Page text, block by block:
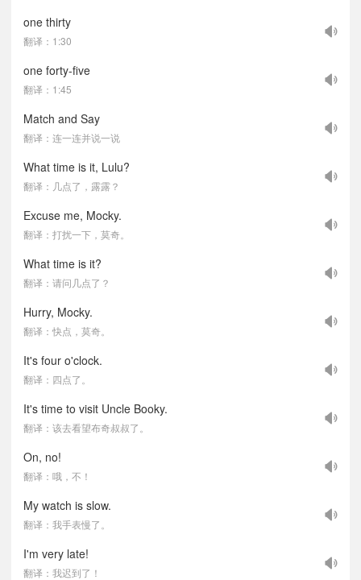
one thirty
翻译：1:30
one forty-five
翻译：1:45
Match and Say
翻译：连一连并说一说
What time is it, Lulu?
翻译：几点了，露露？
Excuse me, Mocky.
翻译：打扰一下，莫奇。
What time is it?
翻译：请问几点了？
Hurry, Mocky.
翻译：快点，莫奇。
It's four o'clock.
翻译：四点了。
It's time to visit Uncle Booky.
翻译：该去看望布奇叔叔了。
On, no!
翻译：哦，不！
My watch is slow.
翻译：我手表慢了。
I'm very late!
翻译：我迟到了！